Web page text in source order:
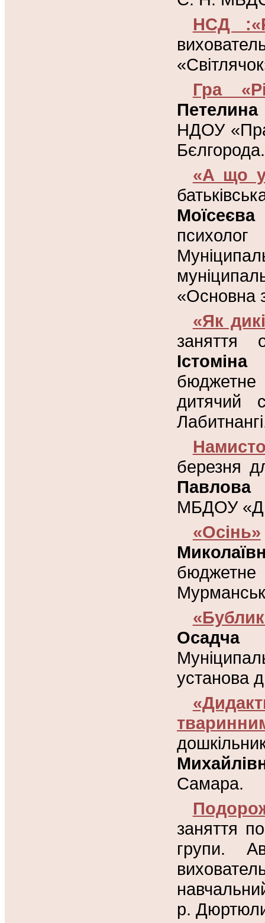
НСД
Гра
Петелина
НДОУ
Бєлгорода.
«А що
психолог
«Основна
«Як
заняття
дитячий
березня
Павлова
МБДОУ
«Осінь»
бюджетне
Осадча
установа
Самара.
заняття
групи.
р.